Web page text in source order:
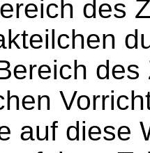
des
auf diese